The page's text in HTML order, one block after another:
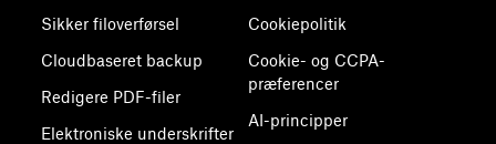
Sikker filoverførsel
Cloudbaseret backup
Redigere PDF-filer
Elektroniske underskrifter
Cookiepolitik
Cookie- og CCPA-
præferencer
AI-principper